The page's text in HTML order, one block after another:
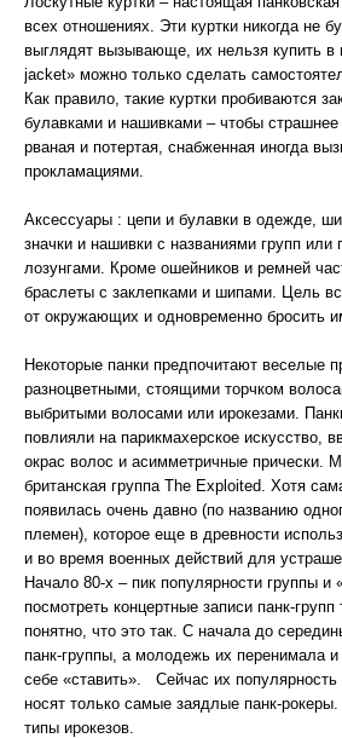
всех отношениях. Эти куртки никогда не
выглядят вызывающе, их нельзя купить в
jacket» можно только сделать
Как правило, такие куртки пробиваются
булавками и нашивками – чтобы
рваная и потертая, снабженная иногда
прокламациями.
Аксессуары : цепи и булавки в одежде,
значки и нашивки с названиями групп или
лозунгами. Кроме ошейников и ремней
браслеты с заклепками и шипами. Цель
от окружающих и одновременно бросить
Некоторые панки предпочитают веселые
разноцветными, стоящими торчком
выбритыми волосами или ирокезами.
повлияли на парикмахерское искусство,
окрас волос и асимметричные прически.
британская группа The Exploited. Хотя
появилась очень давно (по названию
племен), которое еще в древности
и во время военных действий для
Начало 80-х – пик популярности группы и
посмотреть концертные записи панк-
понятно, что это так. С начала до
панк-группы, а молодежь их перенимала
себе «ставить». Сейчас их
носят только самые заядлые панк-
типы ирокезов.